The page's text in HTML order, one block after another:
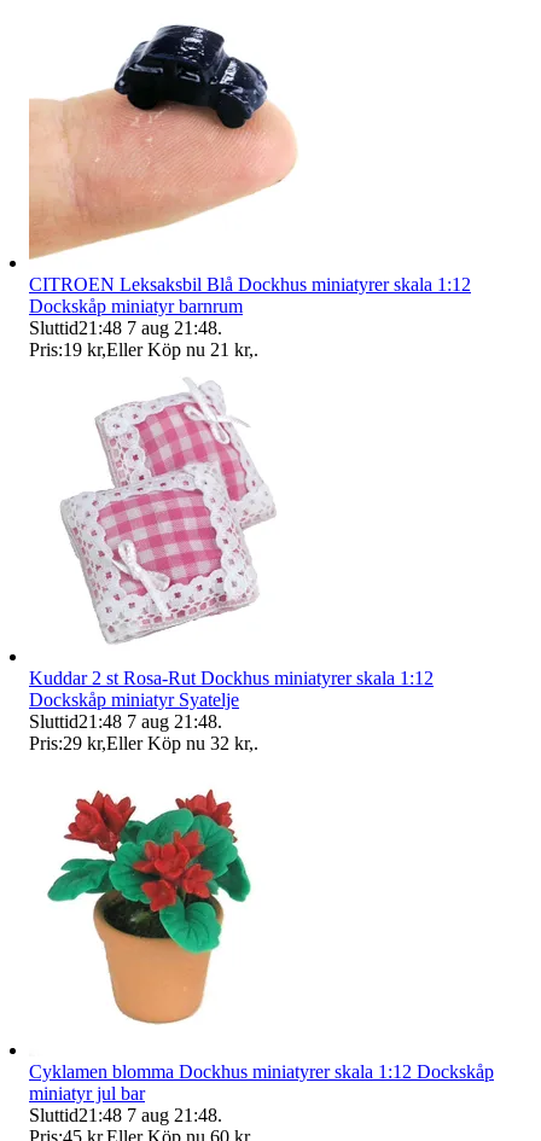
CITROEN Leksaksbil Blå Dockhus miniatyrer skala 1:12
Dockskåp miniatyr barnrum
Sluttid21:48 7 aug 21:48.
Pris:19 kr,Eller Köp nu 21 kr,.
Kuddar 2 st Rosa-Rut Dockhus miniatyrer skala 1:12
Dockskåp miniatyr Syatelje
Sluttid21:48 7 aug 21:48.
Pris:29 kr,Eller Köp nu 32 kr,.
Cyklamen blomma Dockhus miniatyrer skala 1:12 Dockskåp
miniatyr jul bar
Sluttid21:48 7 aug 21:48.